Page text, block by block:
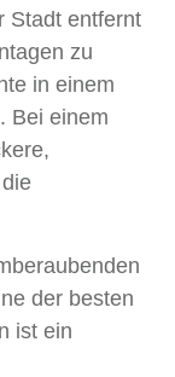
Stadt entfernt
zu
in einem
Bei einem
der besten
ist ein